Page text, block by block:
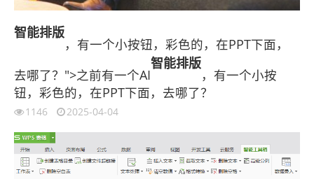
智能排版
，有一个小按钮，彩色的，在PPT下面，
去哪了？">之前有一个AI
智能排版
，有一个小按
钮，彩色的，在PPT下面，去哪了？
1146 2025-04-04